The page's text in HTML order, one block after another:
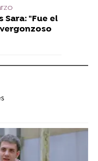
Sara: "Fue el